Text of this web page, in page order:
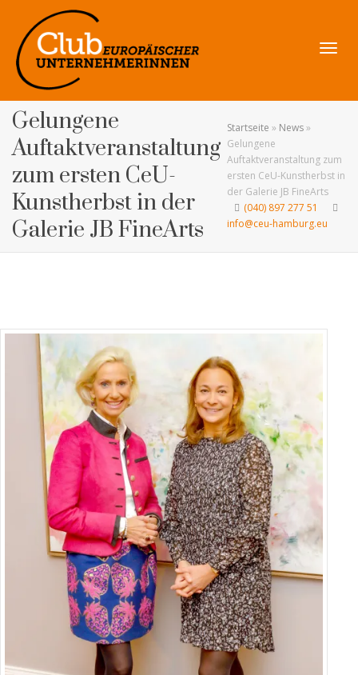
Gelungene
Auftaktveranstaltung
zum ersten CeU-
Kunstherbst in der
Galerie JB FineArts
Startseite » News»
Gelungene
Auftaktveranstaltung zum
ersten CeU-Kunstherbst in
der Galerie JB FineArts
(040) 897 277 51
info@ceu-hamburg.eu